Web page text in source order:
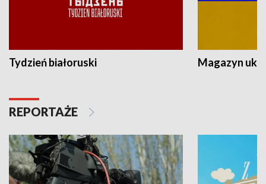
Tydzień białoruski Magazyn
REPORTAŻE